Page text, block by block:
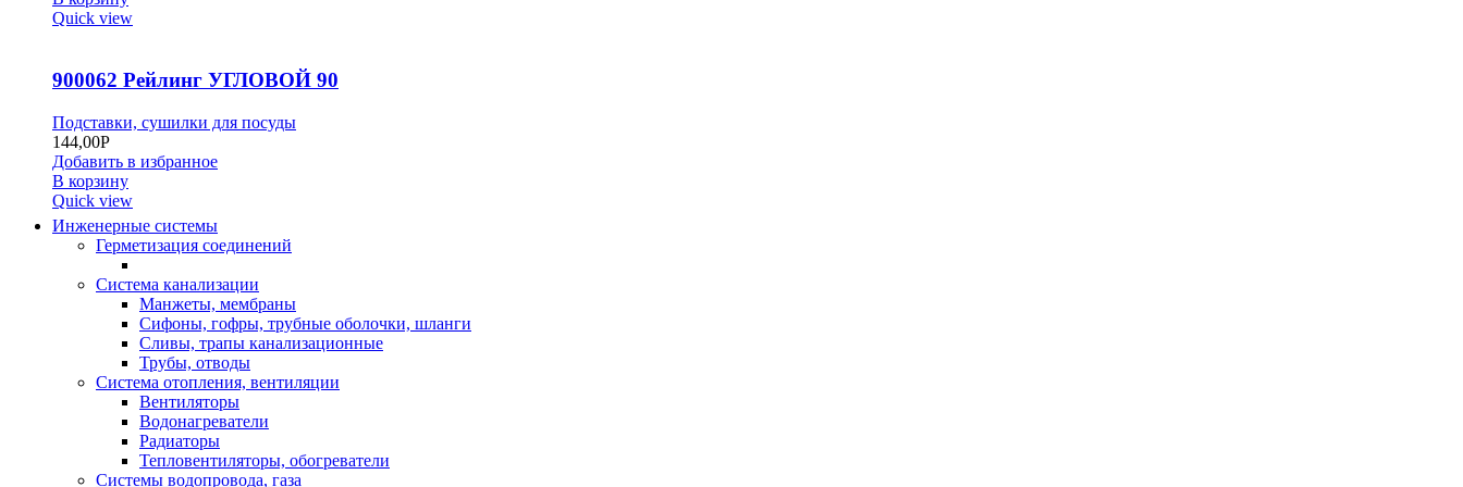
Quick view
900062 Рейлинг УГЛОВОЙ 90
Подставки, сушилки для посуды
144,00Р
Добавить в избранное
В корзину
Quick view
Инженерные системы
Герметизация соединений
Система канализации
Манжеты, мембраны
Сифоны, гофры, трубные оболочки, шланги
Сливы, трапы канализационные
Трубы, отводы
Система отопления, вентиляции
Вентиляторы
Водонагреватели
Радиаторы
Тепловентиляторы, обогреватели
Системы водопровода, газа